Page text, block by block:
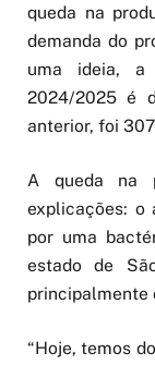
queda na
demanda do
uma ideia, a
2024/2025 é
anterior, foi
A queda na
explicações: o
por uma
estado de
principalmente
“Hoje, temos